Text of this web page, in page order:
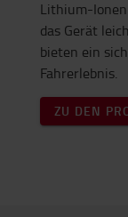
Lithium-
das Gerät
bieten ein
Fahrerlebnis.
ZU DEN